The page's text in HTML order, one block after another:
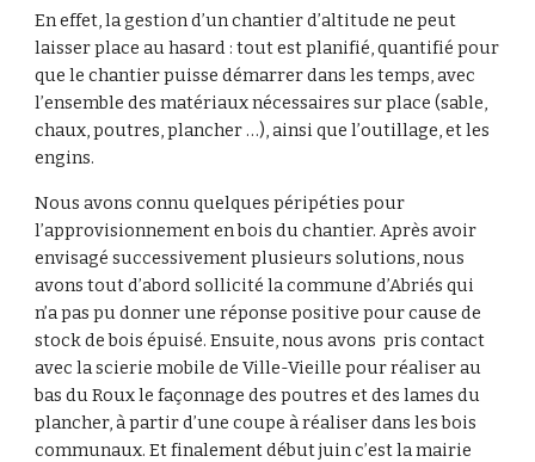
En effet, la gestion d’un chantier d’altitude ne peut
laisser place au hasard : tout est planifié, quantifié pour
que le chantier puisse démarrer dans les temps, avec
l’ensemble des matériaux nécessaires sur place (sable,
chaux, poutres, plancher …), ainsi que l’outillage, et les
engins.
Nous avons connu quelques péripéties pour
l’approvisionnement en bois du chantier. Après avoir
envisagé successivement plusieurs solutions, nous
avons tout d’abord sollicité la commune d’Abriés qui
n’a pas pu donner une réponse positive pour cause de
stock de bois épuisé. Ensuite, nous avons pris contact
avec la scierie mobile de Ville-Vieille pour réaliser au
bas du Roux le façonnage des poutres et des lames du
plancher, à partir d’une coupe à réaliser dans les bois
communaux. Et finalement début juin c’est la mairie